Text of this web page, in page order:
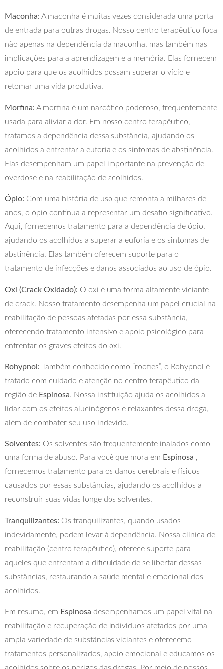
Maconha: A maconha é muitas vezes considerada uma porta
de entrada para outras drogas. Nosso centro terapêutico foca
não apenas na dependência da maconha, mas também nas
implicações para a aprendizagem e a memória. Elas fornecem
apoio para que os acolhidos possam superar o vício e
retomar uma vida produtiva.
Morfina: A morfina é um narcótico poderoso, frequentemente
usada para aliviar a dor. Em nosso centro terapêutico,
tratamos a dependência dessa substância, ajudando os
acolhidos a enfrentar a euforia e os sintomas de abstinência.
Elas desempenham um papel importante na prevenção de
overdose e na reabilitação de acolhidos.
Ópio: Com uma história de uso que remonta a milhares de
anos, o ópio continua a representar um desafio significativo.
Aqui, fornecemos tratamento para a dependência de ópio,
ajudando os acolhidos a superar a euforia e os sintomas de
abstinência. Elas também oferecem suporte para o
tratamento de infecções e danos associados ao uso de ópio.
Oxi (Crack Oxidado): O oxi é uma forma altamente viciante
de crack. Nosso tratamento desempenha um papel crucial na
reabilitação de pessoas afetadas por essa substância,
oferecendo tratamento intensivo e apoio psicológico para
enfrentar os graves efeitos do oxi.
Rohypnol: Também conhecido como “roofies”, o Rohypnol é
tratado com cuidado e atenção no centro terapêutico da
região de Espinosa. Nossa instituição ajuda os acolhidos a
lidar com os efeitos alucinógenos e relaxantes dessa droga,
além de combater seu uso indevido.
Solventes: Os solventes são frequentemente inalados como
uma forma de abuso. Para você que mora em Espinosa ,
fornecemos tratamento para os danos cerebrais e físicos
causados por essas substâncias, ajudando os acolhidos a
reconstruir suas vidas longe dos solventes.
Tranquilizantes: Os tranquilizantes, quando usados
indevidamente, podem levar à dependência. Nossa clínica de
reabilitação (centro terapêutico), oferece suporte para
aqueles que enfrentam a dificuldade de se libertar dessas
substâncias, restaurando a saúde mental e emocional dos
acolhidos.
Em resumo, em Espinosa desempenhamos um papel vital na
reabilitação e recuperação de indivíduos afetados por uma
ampla variedade de substâncias viciantes e oferecemo
tratamentos personalizados, apoio emocional e educamos os